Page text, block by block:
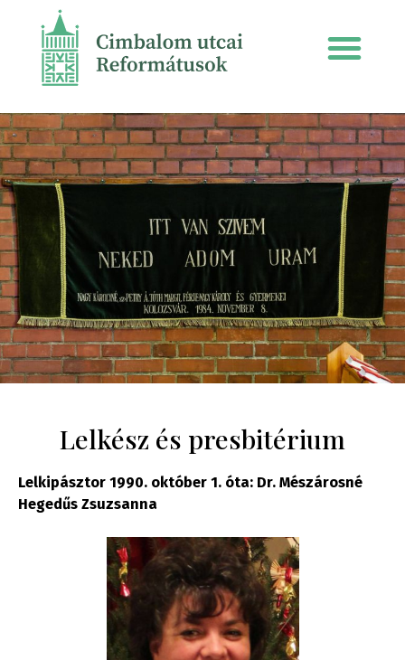
Lelkész és presbitérium
Lelkipásztor 1990. október 1. óta: Dr. Mészárosné
Hegedűs Zsuzsanna